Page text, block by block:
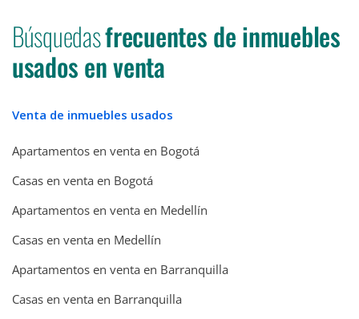
Búsquedasfrecuentes de inmuebles
usados en venta
Venta de inmuebles usados
Apartamentos en venta en Bogotá
Casas en venta en Bogotá
Apartamentos en venta en Medellín
Casas en venta en Medellín
Apartamentos en venta en Barranquilla
Casas en venta en Barranquilla